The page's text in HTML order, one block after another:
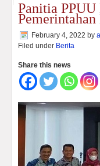
Panitia
February 4, 2022 by
Filed under Berita
Share this news